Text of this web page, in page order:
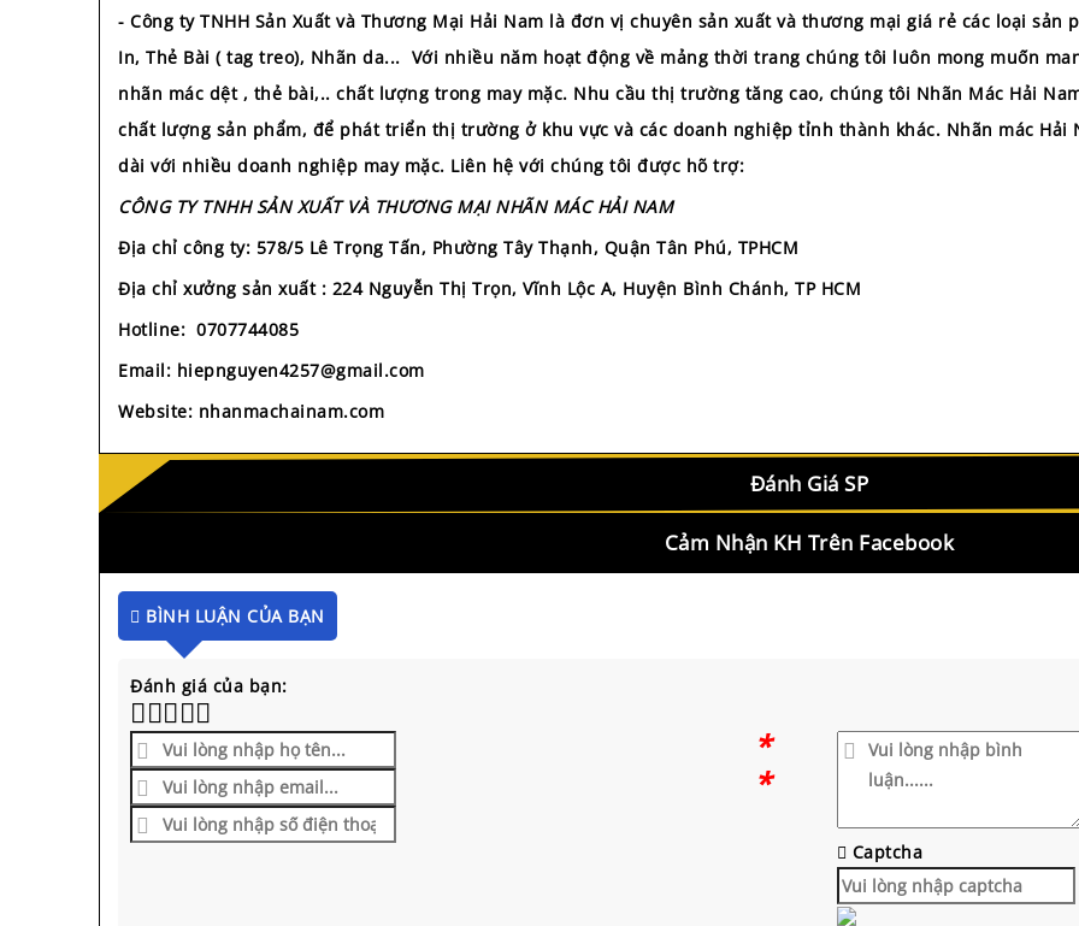
- Công ty TNHH Sản Xuất và Thương Mại Hải Nam là đơn vị chuyên sản xuất và thương mại giá rẻ các loại sản
In, Thẻ Bài ( tag treo), Nhãn da... Với nhiều năm hoạt động về mảng thời trang chúng tôi luôn mong muốn
nhãn mác dệt , thẻ bài,.. chất lượng trong may mặc. Nhu cầu thị trường tăng cao, chúng tôi Nhãn Mác Hải
chất lượng sản phẩm, để phát triển thị trường ở khu vực và các doanh nghiệp tỉnh thành khác. Nhãn mác
dài với nhiều doanh nghiệp may mặc. Liên hệ với chúng tôi được hõ trợ:
CÔNG TY TNHH SẢN XUẤT VÀ THƯƠNG MẠI NHÃN MÁC HẢI NAM
Địa chỉ công ty: 578/5 Lê Trọng Tấn, Phường Tây Thạnh, Quận Tân Phú, TPHCM
Địa chỉ xưởng sản xuất : 224 Nguyễn Thị Trọn, Vĩnh Lộc A, Huyện Bình Chánh, TP HCM
Hotline: 0707744085
Email: hiepnguyen4257@gmail.com
Website: nhanmachainam.com
Đánh Giá SP
Cảm Nhận KH Trên Facebook
BÌNH LUẬN CỦA BẠN
Đánh giá của bạn:
*
*
Captcha